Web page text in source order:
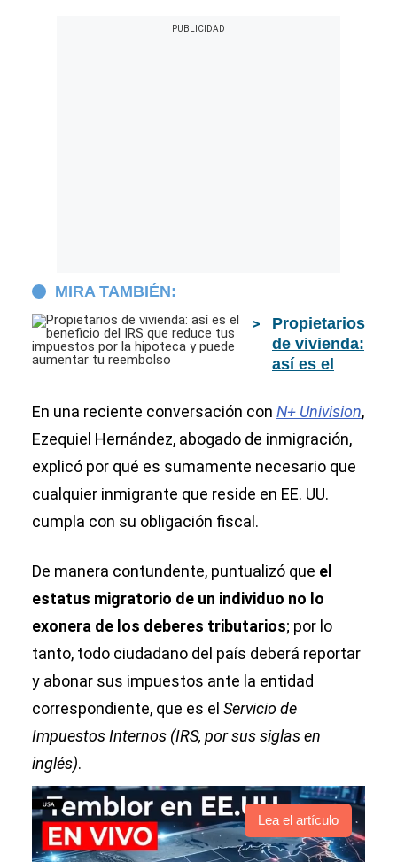
MIRA TAMBIÉN:
Propietarios
de vivienda:
así es el
del IRS que
impuestos
por la
hipoteca y
En una reciente conversación con N+ Univision,
Ezequiel Hernández, abogado de inmigración,
explicó por qué es sumamente necesario que
cualquier inmigrante que reside en EE. UU.
cumpla con su obligación fiscal.
De manera contundente, puntualizó que el
estatus migratorio de un individuo no lo
exonera de los deberes tributarios; por lo
tanto, todo ciudadano del país deberá reportar
y abonar sus impuestos ante la entidad
correspondiente, que es el Servicio de
Impuestos Internos (IRS, por sus siglas en
inglés).
Lea el artículo